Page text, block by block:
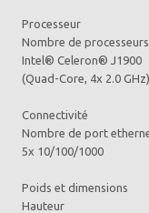
Processeur
Nombre de processeurs
Intel® Celeron® J1900
(Quad-Core, 4x 2.0 GHz)
Connectivité
Nombre de port
5x 10/100/1000
Poids et dimensions
Hauteur